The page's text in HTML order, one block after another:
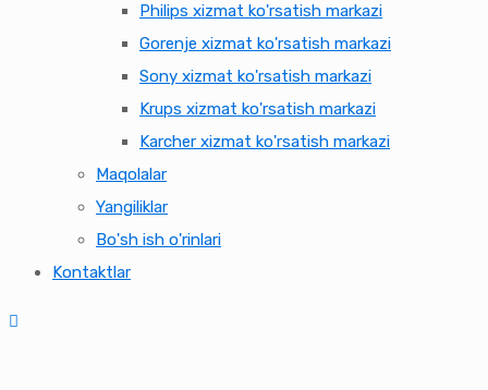
Philips xizmat ko'rsatish markazi
Gorenje xizmat ko'rsatish markazi
Sony xizmat ko'rsatish markazi
Krups xizmat ko'rsatish markazi
Karcher xizmat ko'rsatish markazi
Maqolalar
Yangiliklar
Bo'sh ish o'rinlari
Kontaktlar